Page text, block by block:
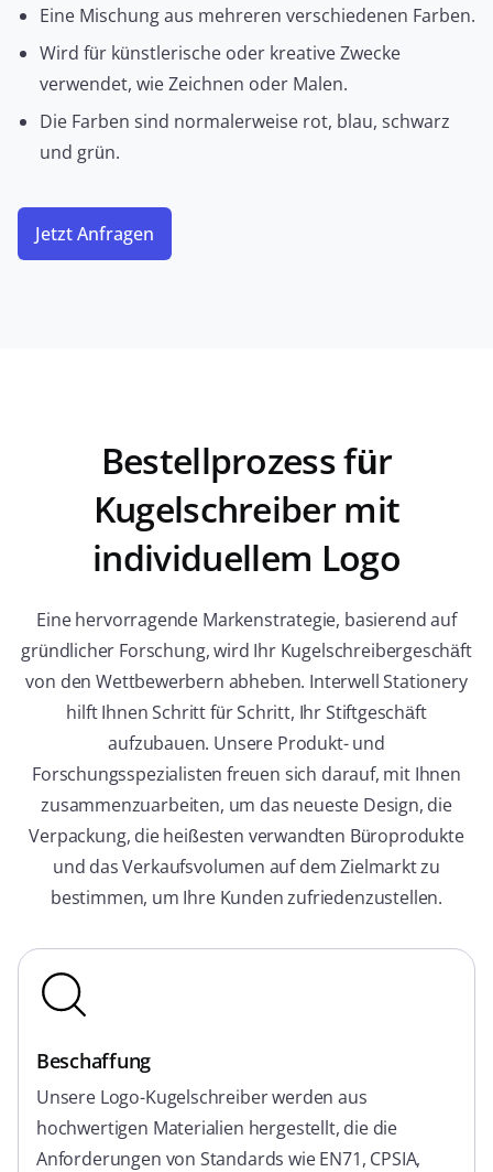
JETZT ANFRAGEN
Liquid Glitter Pen
Dieser Stift enthält Flüssigkeit im Schaft, die mit
Eine Mischung aus mehreren verschiedenen Farben.
Wird für künstlerische oder kreative Zwecke
verwendet, wie Zeichnen oder Malen.
Die Farben sind normalerweise rot, blau, schwarz
und grün.
Jetzt Anfragen
Bestellprozess für
Kugelschreiber mit
individuellem Logo
Eine hervorragende Markenstrategie, basierend auf
gründlicher Forschung, wird Ihr Kugelschreibergeschäft
von den Wettbewerbern abheben. Interwell Stationery
hilft Ihnen Schritt für Schritt, Ihr Stiftgeschäft
aufzubauen. Unsere Produkt- und
Forschungsspezialisten freuen sich darauf, mit Ihnen
zusammenzuarbeiten, um das neueste Design, die
Verpackung, die heißesten verwandten Büroprodukte
und das Verkaufsvolumen auf dem Zielmarkt zu
bestimmen, um Ihre Kunden zufriedenzustellen.
Beschaffung
Unsere Logo-Kugelschreiber werden aus
hochwertigen Materialien hergestellt, die die
Anforderungen von Standards wie EN71, CPSIA,